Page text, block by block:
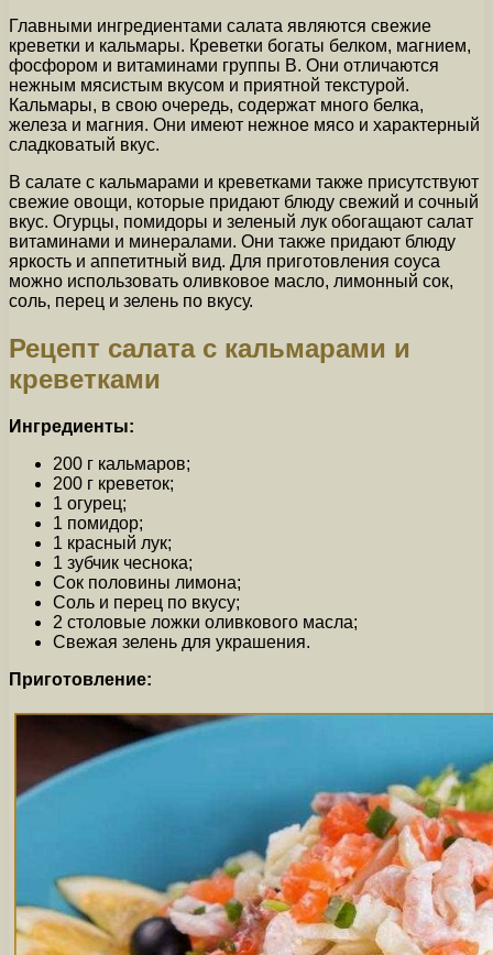
Главными ингредиентами салата являются свежие
креветки и кальмары. Креветки богаты белком, магнием,
фосфором и витаминами группы В. Они отличаются
нежным мясистым вкусом и приятной текстурой.
Кальмары, в свою очередь, содержат много белка,
железа и магния. Они имеют нежное мясо и характерный
сладковатый вкус.
В салате с кальмарами и креветками также присутствуют
свежие овощи, которые придают блюду свежий и сочный
вкус. Огурцы, помидоры и зеленый лук обогащают салат
витаминами и минералами. Они также придают блюду
яркость и аппетитный вид. Для приготовления соуса
можно использовать оливковое масло, лимонный сок,
соль, перец и зелень по вкусу.
Рецепт салата с кальмарами и
креветками
Ингредиенты:
200 г кальмаров;
200 г креветок;
1 огурец;
1 помидор;
1 красный лук;
1 зубчик чеснока;
Сок половины лимона;
Соль и перец по вкусу;
2 столовые ложки оливкового масла;
Свежая зелень для украшения.
Приготовление: